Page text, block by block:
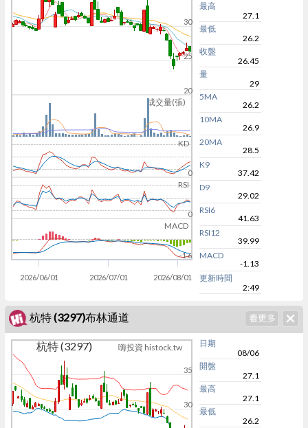
成交量(張)
KD
RSI
MACD
2026/06/01 2026/07/01 2026/08/01
20
25
30
0
0
-1.6
最高
27.1
最低
26.2
收盤
26.45
量
29
5MA
26.2
10MA
26.9
20MA
28.5
K9
37.42
D9
29.02
RSI6
41.63
RSI12
39.99
MACD
-1.13
更新時間
2:49
杭特 (3297)布林通道
杭特 (3297) 嗨投資 histock.tw
30
35
日期
08/06
開盤
27.1
最高
27.1
最低
26.2